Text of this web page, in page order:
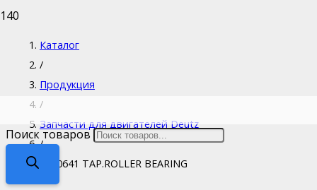
Поиск товаров
Каталог
/
Продукция
/
Запчасти для двигателей Deutz
/
1100641 TAP.ROLLER BEARING